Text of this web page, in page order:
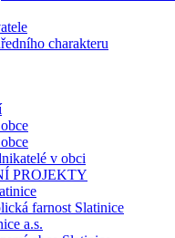
charakteru
v obci
PROJEKTY
farnost Slatinice
a.s.